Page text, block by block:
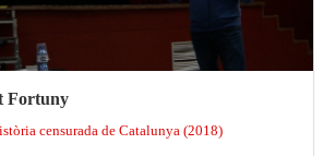
Fortuny
censurada de Catalunya (2018)